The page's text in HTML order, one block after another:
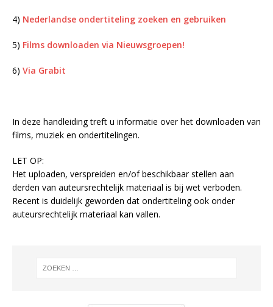
4) Nederlandse ondertiteling zoeken en gebruiken
5) Films downloaden via Nieuwsgroepen!
6) Via Grabit
In deze handleiding treft u informatie over het downloaden van
films, muziek en ondertitelingen.
LET OP:
Het uploaden, verspreiden en/of beschikbaar stellen aan
derden van auteursrechtelijk materiaal is bij wet verboden.
Recent is duidelijk geworden dat ondertiteling ook onder
auteursrechtelijk materiaal kan vallen.